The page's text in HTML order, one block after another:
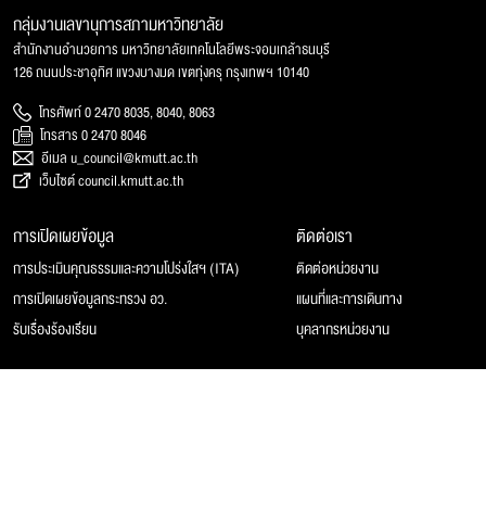
กลุ่มงานเลขานุการสภามหาวิทยาลัย
สำนักงานอำนวยการ มหาวิทยาลัยเทคโนโลยีพระจอมเกล้าธนบุรี
126 ถนนประชาอุทิศ แขวงบางมด เขตทุ่งครุ กรุงเทพฯ 10140
โทรศัพท์ 0 2470 8035, 8040, 8063
โทรสาร 0 2470 8046
อีเมล u_council@kmutt.ac.th
เว็บไซต์ council.kmutt.ac.th
การเปิดเผยข้อมูล
การประเมินคุณธรรมและความโปร่งใสฯ (ITA)
การเปิดเผยข้อมูลกระทรวง อว.
รับเรื่องร้องเรียน
ติดต่อเรา
ติดต่อหน่วยงาน
แผนที่และการเดินทาง
บุคลากรหน่วยงาน